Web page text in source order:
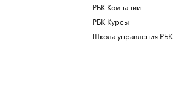
РБК Компании
РБК Курсы
Школа управления РБК